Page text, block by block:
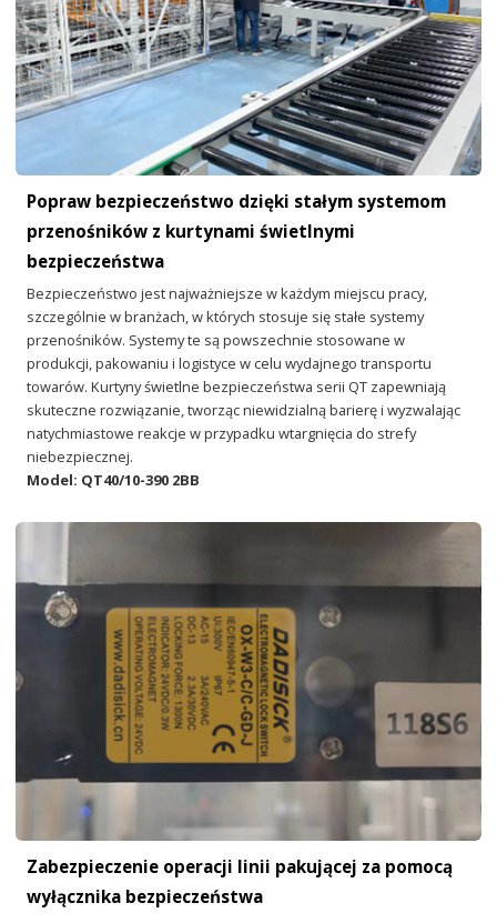
Popraw bezpieczeństwo dzięki stałym systemom
przenośników z kurtynami świetlnymi
bezpieczeństwa
Bezpieczeństwo jest najważniejsze w każdym miejscu pracy,
szczególnie w branżach, w których stosuje się stałe systemy
przenośników. Systemy te są powszechnie stosowane w
produkcji, pakowaniu i logistyce w celu wydajnego transportu
towarów. Kurtyny świetlne bezpieczeństwa serii QT zapewniają
skuteczne rozwiązanie, tworząc niewidzialną barierę i wyzwalając
natychmiastowe reakcje w przypadku wtargnięcia do strefy
niebezpiecznej.
Model: QT40/10-390 2BB
Zabezpieczenie operacji linii pakującej za pomocą
wyłącznika bezpieczeństwa